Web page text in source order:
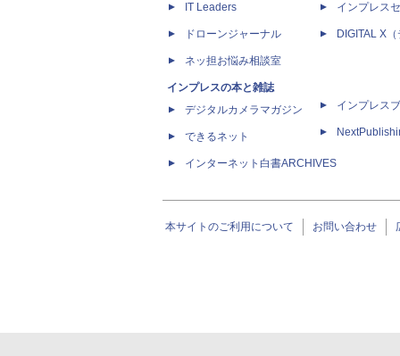
IT Leaders
ドローンジャーナル
ネッ担お悩み相談室
インプレスの本と雑誌
デジタルカメラマガジン
できるネット
インターネット白書ARCHIVES
インプレス
DIGITAL X（
インプレス
本サイトのご利用について お問い合わせ